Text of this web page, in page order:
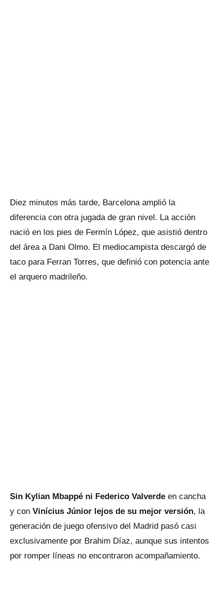
Diez minutos más tarde, Barcelona amplió la
diferencia con otra jugada de gran nivel. La acción
nació en los pies de Fermín López, que asistió dentro
del área a Dani Olmo. El mediocampista descargó de
taco para Ferran Torres, que definió con potencia ante
el arquero madrileño.
Sin Kylian Mbappé ni Federico Valverde en cancha
y con Vinícius Júnior lejos de su mejor versión, la
generación de juego ofensivo del Madrid pasó casi
exclusivamente por Brahim Díaz, aunque sus intentos
por romper líneas no encontraron acompañamiento.